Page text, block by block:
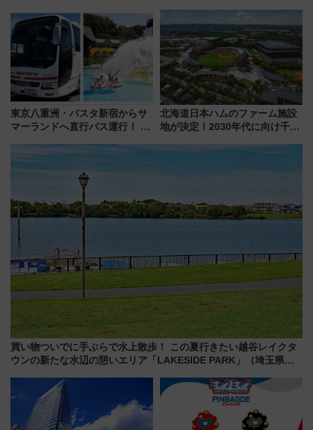
年祭にそうにゃん＆DB.スター
マンが登場
東京八重洲・バスタ新宿からサ
マーランドへ直行バス運行！ お
推し活を楽しもう！（2026年
8/1～31）
北海道日本ハムのファーム施設
地が決定！2030年代に向け千歳
買い物ついでに手ぶらで水上散歩！ この夏行きたい越谷レイクタ
ウンの新たな水辺の憩いエリア「LAKESIDE PARK」（埼玉県越